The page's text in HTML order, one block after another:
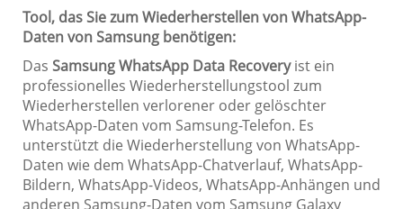
Tool, das Sie zum Wiederherstellen von WhatsApp-
Daten von Samsung benötigen:
Das SamsungWhatsApp Data Recoveryist ein
professionelles Wiederherstellungstool zum
Wiederherstellen verlorener oder gelöschter
WhatsApp-Daten vom Samsung-Telefon. Es
unterstützt die Wiederherstellung von WhatsApp-
Daten wie dem WhatsApp-Chatverlauf, WhatsApp-
Bildern, WhatsApp-Videos, WhatsApp-Anhängen und
anderen Samsung-Daten vom Samsung Galaxy